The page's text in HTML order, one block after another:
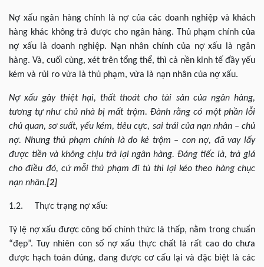
Nợ xấu ngân hàng chính là nợ của các doanh nghiệp và khách
hàng khác không trả được cho ngân hàng. Thủ phạm chính của
nợ xấu là doanh nghiệp. Nạn nhân chính của nợ xấu là ngân
hàng. Và, cuối cùng, xét trên tổng thể, thì cả nền kinh tế đầy yếu
kém và rủi ro vừa là thủ phạm, vừa là nạn nhân của nợ xấu.
Nợ xấu gây thiệt hại, thất thoát cho tài sản của ngân hàng,
tương tự như chủ nhà bị mất trộm. Đành rằng có một phần lỗi
chủ quan, sơ suất, yếu kém, tiêu cực, sai trái của nạn nhân – chủ
nợ. Nhưng thủ phạm chính là do kẻ trộm – con nợ, đã vay lấy
được tiền và không chịu trả lại ngân hàng. Đáng tiếc là, trả giá
cho điều đó, cứ mỗi thủ phạm đi tù thì lại kéo theo hàng chục
nạn nhân.[2]
1.2. Thực trạng nợ xấu:
Tỷ lệ nợ xấu được công bố chính thức là thấp, nằm trong chuẩn
“đẹp”. Tuy nhiên con số nợ xấu thực chất là rất cao do chưa
được hạch toán đúng, đang được cơ cấu lại và đặc biệt là các